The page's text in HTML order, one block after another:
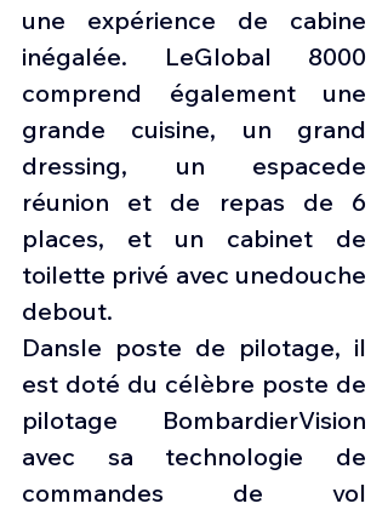
une expérience de cabine
inégalée. LeGlobal 8000
comprend également une
grande cuisine, un grand
dressing, un espacede
réunion et de repas de 6
places, et un cabinet de
toilette privé avec unedouche
debout.
Dansle poste de pilotage, il
est doté du célèbre poste de
pilotage BombardierVision
avec sa technologie de
commandes de vol